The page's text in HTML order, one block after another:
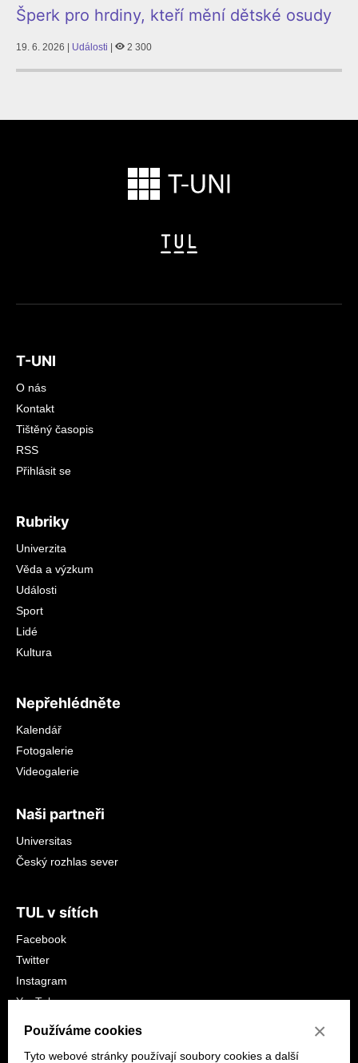
Šperk pro hrdiny, kteří mění dětské osudy
19. 6. 2026 | Události | 2 300
T-UNI
O nás
Kontakt
Tištěný časopis
RSS
Přihlásit se
Rubriky
Univerzita
Věda a výzkum
Události
Sport
Lidé
Kultura
Nepřehlédněte
Kalendář
Fotogalerie
Videogalerie
Naši partneři
Universitas
Český rozhlas sever
TUL v sítích
Facebook
Twitter
Instagram
YouTube
LinkedIn
Používáme cookies
Tyto webové stránky používají soubory cookies a další
×